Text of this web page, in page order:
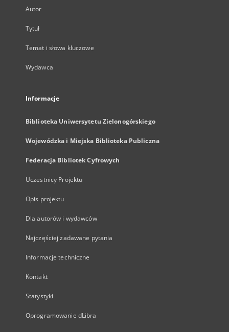
Autor
Tytuł
Temat i słowa kluczowe
Wydawca
Informacje
Biblioteka Uniwersytetu Zielonogórskiego
Wojewódzka i Miejska Biblioteka Publiczna
Federacja Bibliotek Cyfrowych
Uczestnicy Projektu
Opis projektu
Dla autorów i wydawców
Najczęściej zadawane pytania
Informacje techniczne
Kontakt
Statystyki
Oprogramowanie dLibra